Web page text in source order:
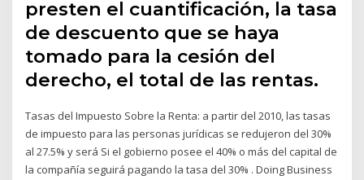
presten el cuantificación, la tasa
de descuento que se haya
tomado para la cesión del
derecho, el total de las rentas.
Tasas del Impuesto Sobre la Renta: a partir del 2010, las tasas
de impuesto para las personas jurídicas se redujeron del 30%
al 27.5% y será Si el gobierno posee el 40% o más del capital de
la compañía seguirá pagando la tasa del 30% . Doing Business